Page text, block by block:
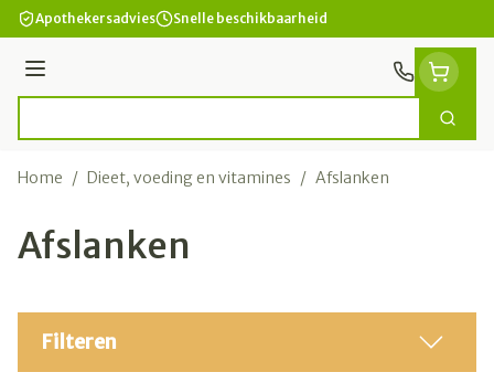
Ga naar de inhoud
Apothekersadvies Snelle beschikbaarheid
Menu
Zoek
Home / Dieet, voeding en vitamines / Afslanken
Afslanken
Filteren